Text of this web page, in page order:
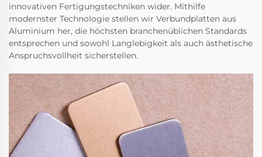
innovativen Fertigungstechniken wider. Mithilfe
modernster Technologie stellen wir Verbundplatten aus
Aluminium her, die höchsten branchenüblichen Standards
entsprechen und sowohl Langlebigkeit als auch ästhetische
Anspruchsvollheit sicherstellen.